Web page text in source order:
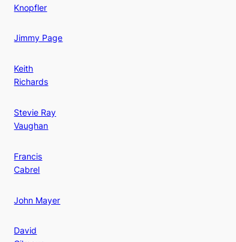
Knopfler
Jimmy Page
Keith
Richards
Stevie Ray
Vaughan
Francis
Cabrel
John Mayer
David